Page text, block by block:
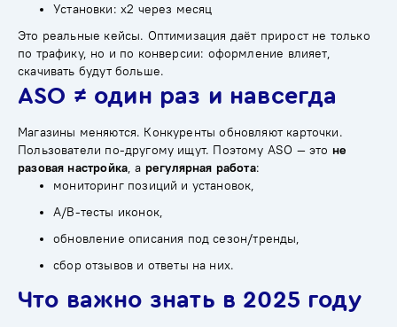
Установки: x2 через месяц
Это реальные кейсы. Оптимизация даёт прирост не только
по трафику, но и по конверсии: оформление влияет,
скачивать будут больше.
ASO ≠ один раз и навсегда
Магазины меняются. Конкуренты обновляют карточки.
Пользователи по-другому ищут. Поэтому ASO — это не
разовая настройка, а регулярная работа:
мониторинг позиций и установок,
A/B-тесты иконок,
обновление описания под сезон/тренды,
сбор отзывов и ответы на них.
Что важно знать в 2025 году